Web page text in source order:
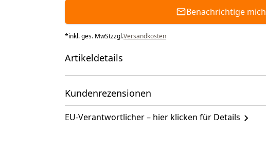
Benachrichtige mich
*inkl. ges. MwStzzgl.Versandkosten
Artikeldetails
Kundenrezensionen
EU-Verantwortlicher – hier klicken für Details